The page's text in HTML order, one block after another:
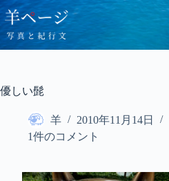
コ
ン
テ
ン
ス
優しい髭
羊 2010年11月14日
1件のコメント